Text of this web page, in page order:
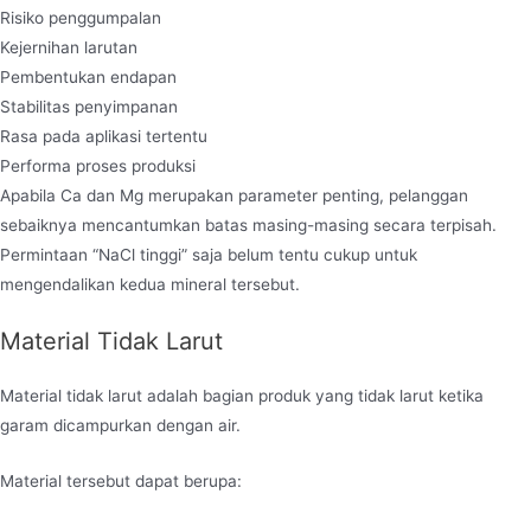
Risiko penggumpalan
Kejernihan larutan
Pembentukan endapan
Stabilitas penyimpanan
Rasa pada aplikasi tertentu
Performa proses produksi
Apabila Ca dan Mg merupakan parameter penting, pelanggan
sebaiknya mencantumkan batas masing-masing secara terpisah.
Permintaan “NaCl tinggi” saja belum tentu cukup untuk
mengendalikan kedua mineral tersebut.
Material Tidak Larut
Material tidak larut adalah bagian produk yang tidak larut ketika
garam dicampurkan dengan air.
Material tersebut dapat berupa: